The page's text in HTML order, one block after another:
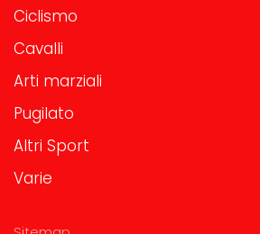
Ciclismo
Cavalli
Arti marziali
Pugilato
Altri Sport
Varie